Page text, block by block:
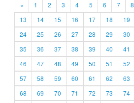
« 1 2 3 4 5 6 7 8
13
14 15 16 17 18 19
24
25 26 27 28 29 30
35
36 37 38 39 40 41
46
47 48 49 50 51 52
57
58 59 60 61 62 63
68
69 70 71 72 73 74